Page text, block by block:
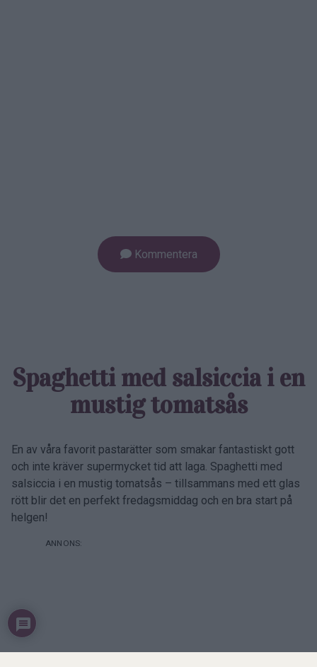
Kommentera
Spaghetti med salsiccia i en
mustig tomatsås
En av våra favorit pastarätter som smakar fantastiskt gott
och inte kräver supermycket tid att laga. Spaghetti med
salsiccia i en mustig tomatsås – tillsammans med ett glas
rött blir det en perfekt fredagsmiddag och en bra start på
helgen!